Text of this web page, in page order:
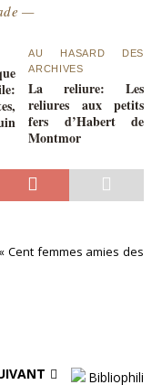
—
AU HASARD DES
ARCHIVES
La reliure: Les
reliures aux petits
fers d’Habert de
Montmor
Cent femmes amies des